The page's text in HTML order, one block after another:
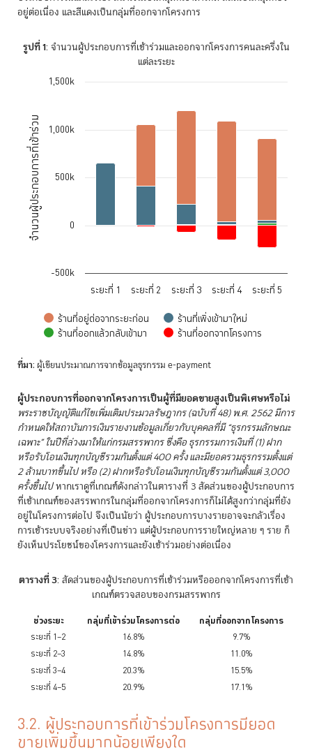
อยู่ต่อเนื่อง และสีแดงเป็นกลุ่มที่ออกจากโครงการ
รูปที่ 1: จำนวนผู้ประกอบการที่เข้าร่วมและออกจากโครงการคนละครึ่งใน
แต่ละระยะ
Bar chart with 4 data series.
The chart has 1 X axis displaying categories.
The chart has 1 Y axis displaying จำนวนผู้ประกอบการที่เข้าร่วม. Data
จำนวนผู้ประกอบการที่เข้าร่วม
ร้านที่อยู่ต่อจากระยะก่อน
ร้านที่เพิ่งเข้ามาใหม่
ร้านที่ออกแล้วกลับเข้ามา
ร้านที่ออกจากโครงการ
ระยะที่ 1 ระยะที่ 2 ระยะที่ 3 ระยะที่ 4 ระยะที่ 5
-500k
0
500k
1,000k
1,500k
End of interactive chart.
ที่มา: ผู้เขียนประมาณการจากข้อมูลธุรกรรม e-payment
ผู้ประกอบการที่ออกจากโครงการเป็นผู้ที่มียอดขายสูงเป็นพิเศษหรือไม่
พระราชบัญญัติแก้ไขเพิ่มเติมประมวลรัษฎากร (ฉบับที่ 48) พ.ศ. 2562 มีการ
กำหนดให้สถาบันการเงินรายงานข้อมูลเกี่ยวกับบุคคลที่มี “ธุรกรรมลักษณะ
เฉพาะ” ในปีที่ล่วงมาให้แก่กรมสรรพากร ซึ่งคือ ธุรกรรมการเงินที่ (1) ฝาก
หรือรับโอนเงินทุกบัญชีรวมกันตั้งแต่ 400 ครั้ง และมียอดรวมธุรกรรมตั้งแต่
2 ล้านบาทขึ้นไป หรือ (2) ฝากหรือรับโอนเงินทุกบัญชีรวมกันตั้งแต่ 3,000
ครั้งขึ้นไปหากเราดูที่เกณฑ์ดังกล่าวในตารางที่ 3 สัดส่วนของผู้ประกอบการ
ที่เข้าเกณฑ์ของสรรพากรในกลุ่มที่ออกจากโครงการก็ไม่ได้สูงกว่ากลุ่มที่ยัง
อยู่ในโครงการต่อไป จึงเป็นนัยว่า ผู้ประกอบการบางรายอาจจะกลัวเรื่อง
การเข้าระบบจริงอย่างที่เป็นข่าว แต่ผู้ประกอบการรายใหญ่หลาย ๆ ราย ก็
ยังเห็นประโยชน์ของโครงการและยังเข้าร่วมอย่างต่อเนื่อง
ตารางที่ 3: สัดส่วนของผู้ประกอบการที่เข้าร่วมหรือออกจากโครงการที่เข้า
เกณฑ์ตรวจสอบของกรมสรรพากร
ช่วงระยะ กลุ่มที่เข้าร่วมโครงการต่อ กลุ่มที่ออกจากโครงการ
ระยะที่ 1–2 16.8%
9.7%
ระยะที่ 2–3
14.8%
11.0%
ระยะที่ 3–4
20.3%
15.5%
ระยะที่ 4–5
20.9% 17.1%
3.2. ผู้ประกอบการที่เข้าร่วมโครงการมียอด
ขายเพิ่มขึ้นมากน้อยเพียงใด